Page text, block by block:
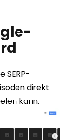
SERP-
direkt
kann.